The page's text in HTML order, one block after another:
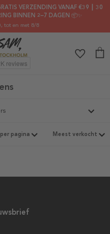
VERZENDING VANAF €39 ┃ 30
BINNEN 2–7 DAGEN 📦✨
, tot en met 8/8